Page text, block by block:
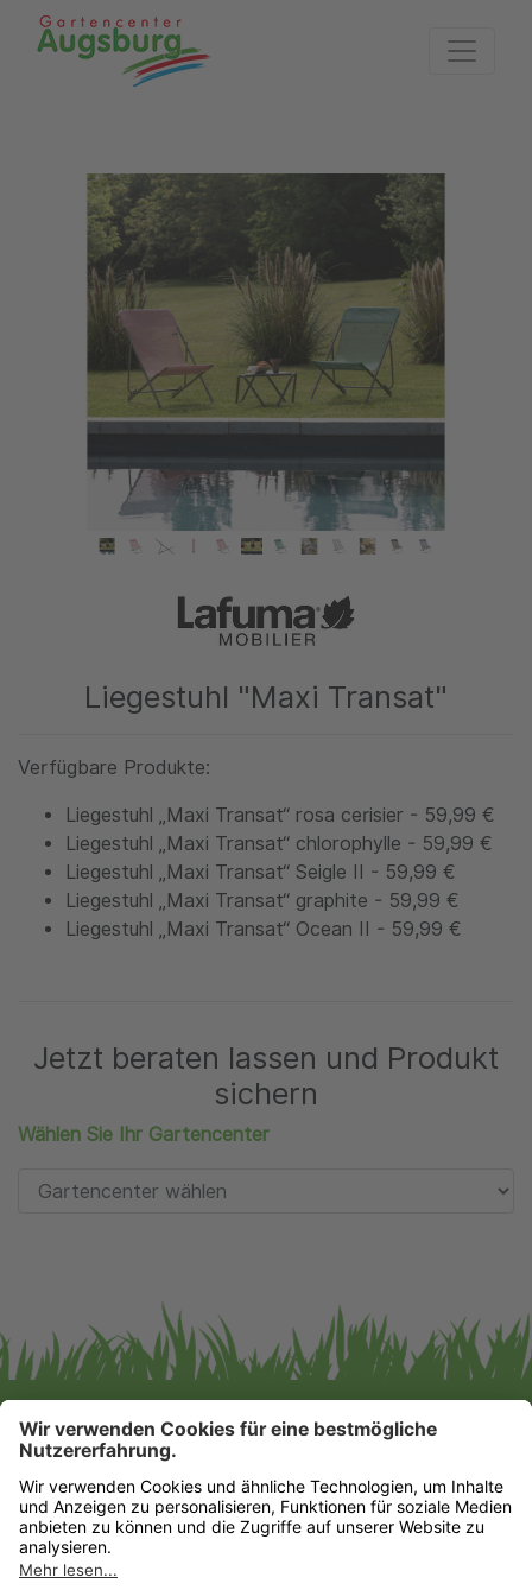
Liegestuhl "Maxi Transat"
Verfügbare Produkte:
Liegestuhl „Maxi Transat“ rosa cerisier - 59,99 €
Liegestuhl „Maxi Transat“ chlorophylle - 59,99 €
Liegestuhl „Maxi Transat“ Seigle II - 59,99 €
Liegestuhl „Maxi Transat“ graphite - 59,99 €
Liegestuhl „Maxi Transat“ Ocean II - 59,99 €
Jetzt beraten lassen und Produkt
sichern
Wählen Sie Ihr Gartencenter
Gartencenter Augsburg GmbH & Co. KG
Impressum|Datenschutz
Datenschutz-Einstellungen
HIER FINDEN SIE UNS!